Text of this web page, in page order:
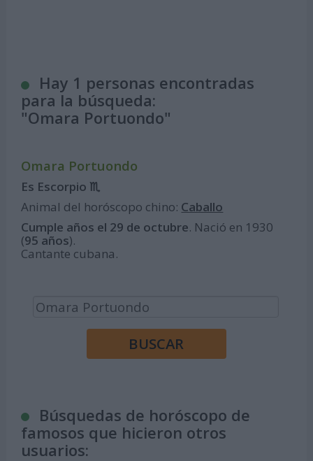
Hay 1 personas encontradas
para la búsqueda:
"Omara Portuondo"
Omara Portuondo
Es Escorpio ♏
Animal del horóscopo chino: Caballo
Cumple años el 29 de octubre. Nació en 1930
(95 años).
Cantante cubana.
Búsquedas de horóscopo de
famosos que hicieron otros
usuarios: